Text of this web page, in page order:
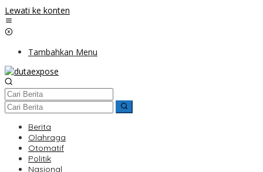
Lewati ke konten
Tambahkan Menu
Berita
Olahraga
Otomatif
Politik
Nasional